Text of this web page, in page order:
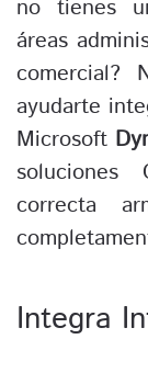
no tienes
áreas
comercial?
ayudarte
Microsoft
correcta
Integra